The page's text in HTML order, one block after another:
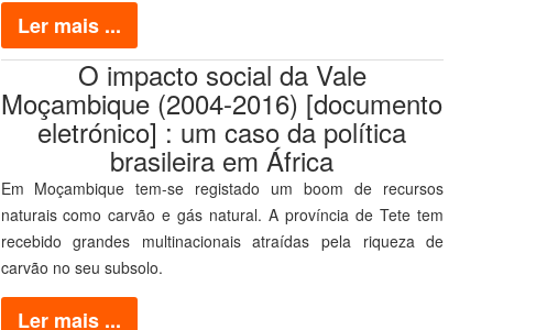
Ler mais ...
O impacto social da Vale
Moçambique (2004-2016) [documento
eletrónico] : um caso da política
brasileira em África
Em Moçambique tem-se registado um boom de recursos
naturais como carvão e gás natural. A província de Tete tem
recebido grandes multinacionais atraídas pela riqueza de
carvão no seu subsolo.
Ler mais ...